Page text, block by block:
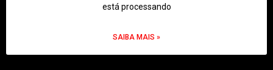
está processando
SAIBA MAIS »